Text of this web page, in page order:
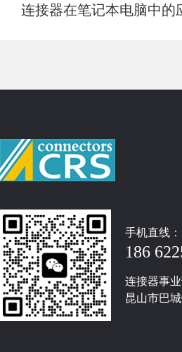
连接器在笔记本电脑中的
手机直线：
186
连接器事业
昆山市巴